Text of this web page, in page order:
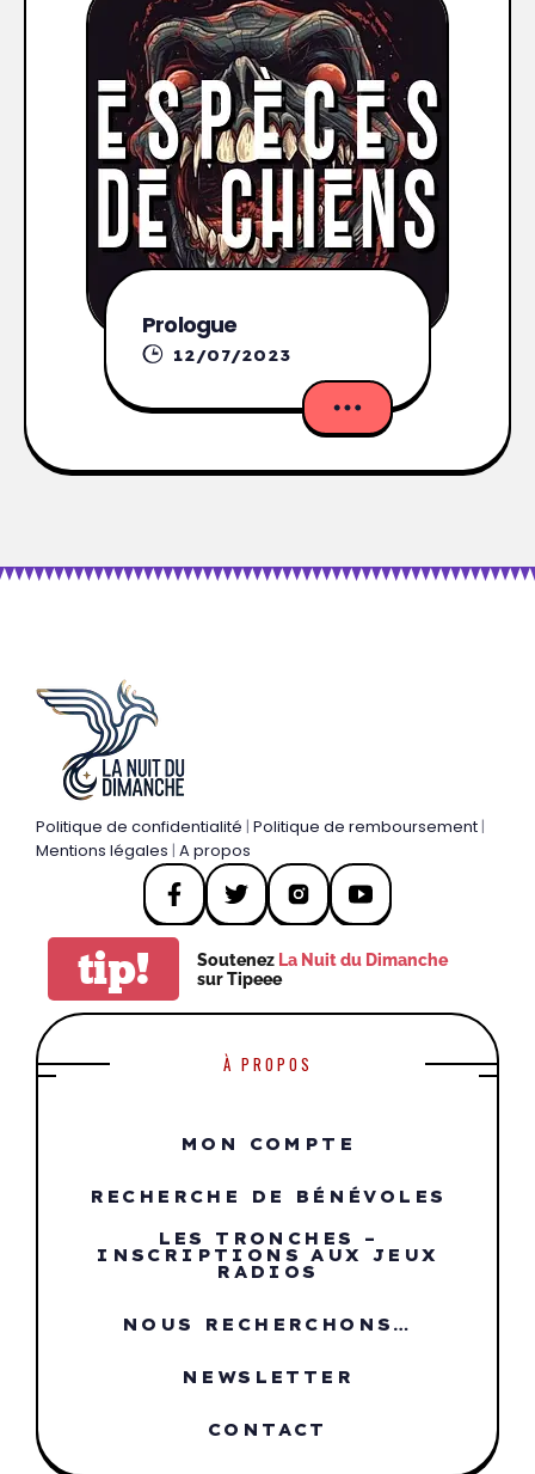
Prologue
12/07/2023
Politique de confidentialité | Politique de remboursement|
Mentions légales | A propos
tip! Soutenez La Nuit du Dimanche
sur Tipeee
À PROPOS
MON COMPTE
RECHERCHE DE BÉNÉVOLES
LES TRONCHES –
INSCRIPTIONS AUX JEUX
RADIOS
NOUS RECHERCHONS…
NEWSLETTER
CONTACT